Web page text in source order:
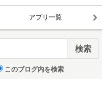
アプリ一覧
このブログ内を検索